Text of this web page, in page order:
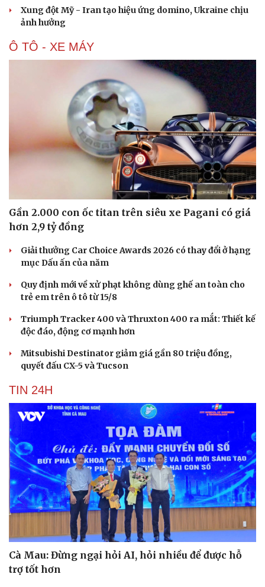
Xung đột Mỹ - Iran tạo hiệu ứng domino, Ukraine chịu
ảnh hưởng
Ô TÔ - XE MÁY
Gần 2.000 con ốc titan trên siêu xe Pagani có giá
hơn 2,9 tỷ đồng
Giải thưởng Car Choice Awards 2026 có thay đổi ở hạng
mục Dấu ấn của năm
Quy định mới về xử phạt không dùng ghế an toàn cho
trẻ em trên ô tô từ 15/8
Triumph Tracker 400 và Thruxton 400 ra mắt: Thiết kế
độc đáo, động cơ mạnh hơn
Mitsubishi Destinator giảm giá gần 80 triệu đồng,
quyết đấu CX-5 và Tucson
TIN 24H
Cà Mau: Đừng ngại hỏi AI, hỏi nhiều để được hỗ
trợ tốt hơn